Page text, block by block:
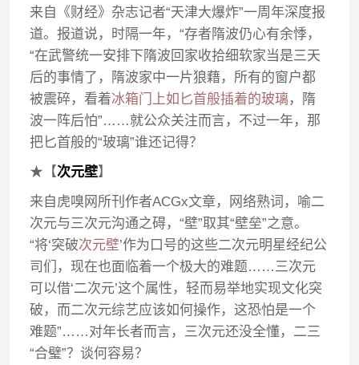
来自《财经》杂志记者“天津大爆炸”一周年深度报
道。报道说，时隔一年，“存者隋波仍心有余悸，
“在武警统一安排下隋波回家收拾细软家当是三天
后的事情了，隋波家中一片狼藉，所有的窗户都
被震碎，看着冰箱门上如匕首般插着的玻璃 ，隋
波一阵后怕”……就公众关注而言，不过一年，那
把匕首般的“玻璃”谁还记得？
★【次元壁】
来自虎嗅网所刊作者ACGx文章，网络熟词，喻二
次元与三次元沟通之碍，“壁”取其“壁垒”之意。
“将‘突破次元壁’作为口号的这些二次元明星经纪公
司们，现在也面临着一个极大的难题……三次元
可以借‘二次元’这个属性，轻而易举地实现文化突
破，而二次元综艺应该如何操作，这恐怕是一个
难题”……对年长者而言，三次元还没全懂，二三
“合璧”？谈何容易？